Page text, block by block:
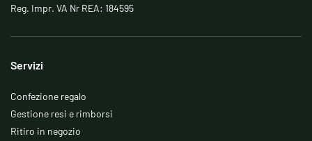
Reg. Impr. VA Nr REA: 184595
Servizi
Confezione regalo
Gestione resi e rimborsi
Ritiro in negozio